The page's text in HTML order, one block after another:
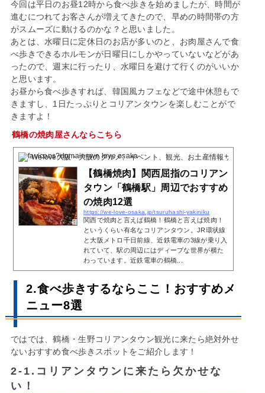
今回は平日のお昼12時から食べ歩きを始めましたが、時間が
進むにつれてお客さんが増えてきたので、早めの時間帯の方
がスムーズに動けるのかな？と思いました。
あとは、水曜日に定休日のお店が多いのと、お肉屋さんで食
べ歩きできるホルモンが日曜日にしかやっていないなどがあ
ったので、週末に行ったり、水曜日を避けて行くのがいいか
と思います。
お昼から食べ歩きすれば、韓国風カフェなどで途中休憩もで
きますし、1日たっぷりとコリアンタウンを楽しむことがで
きますよ！
鶴橋の焼肉屋さんならこちら
Welove大阪・大阪のグルメ、イベント、観光、お土産情報サイト
【鶴橋焼肉】関西屈指のコリアン
タウン「鶴橋駅」周辺でおすすめ
の焼肉12選
https://we-love-osaka.jp/tsuruhashi-yakiniku
関西で焼肉と言えば鶴橋！鶴橋と言えば焼肉！
というくらい有名なコリアンタウン。JR環状線
と大阪メトロ千日前線、近鉄電車の3線が乗り入
れていて、駅の周辺にはディープな世界が横た
わっています。近鉄電車の鶴橋...
2.食べ歩きするならここ！おすすめメ
ニュー8選
ではでは、鶴橋・生野コリアンタウン観光に来たら絶対外せ
ないおすすめ食べ歩きスポットをご紹介します！
2-1.コリアンタウンに来たら欠かせな
い！